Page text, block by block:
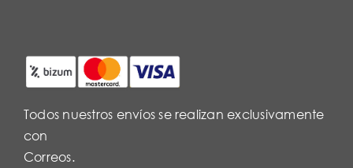
Todos nuestros envíos se realizan exclusivamente
con
Correos.